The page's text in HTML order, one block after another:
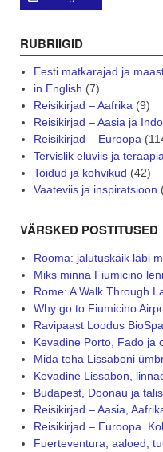
RUBRIIGID
Eesti matkarajad ja
in English (7)
Reisikirjad – Aafrika (9)
Reisikirjad – Aasia ja
Reisikirjad – Euroopa
Tervislik eluviis ja
Toidud ja kohvikud (42)
Vaateviis ja inspiratsioon
VÄRSKED POSTITUSED
Rooma: jalutuskäik läbi
Miks minna Fiumicino
Rome: A Walk Through
Why go to Fiumicino
Ravipaast Loodus
Kevadine Porto, Fado ja
Mida teha Lissaboni
Kevadine Lissabon,
Budapest, Doonau ja
Reisikirjad – Aasia,
Reisikirjad – Euroopa.
Fuerteventura, aaloed,